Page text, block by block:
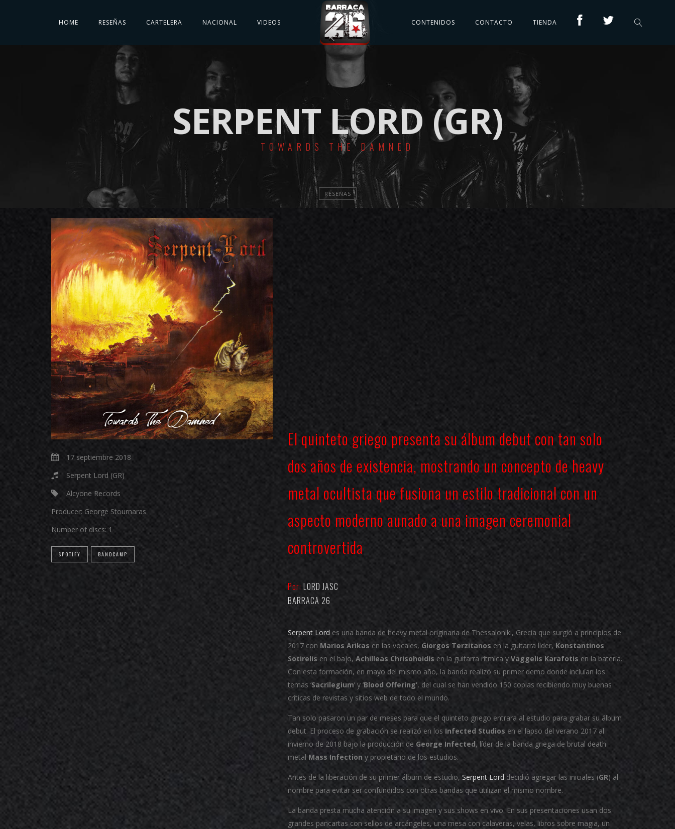
HOME RESEÑAS CARTELERA NACIONAL VIDEOS CONTENIDOS CONTACTO TIENDA
SERPENT LORD (GR)
TOWARDS THE DAMNED
RESEÑAS
17 septiembre 2018
Serpent Lord (GR)
Alcyone Records
Producer: George Stournaras
Number of discs: 1
SPOTIFY BANDCAMP
El quinteto griego presenta su álbum debut con tan solo
dos años de existencia, mostrando un concepto de heavy
metal ocultista que fusiona un estilo tradicional con un
aspecto moderno aunado a una imagen ceremonial
controvertida
Por: LORD JASC
BARRACA 26
Serpent Lord es una banda de heavy metal originaria de Thessaloniki, Grecia que surgió a principios de
2017 con Marios Arikas en las vocales, Giorgos Terzitanos en la guitarra líder, Konstantinos
Sotirelis en el bajo, Achilleas Chrisohoidis en la guitarra rítmica y Vaggelis Karafotis en la batería.
Con esta formación, en mayo del mismo año, la banda realizó su primer demo donde incluían los
temas ‘Sacrilegium’ y ‘Blood Offering’, del cual se han vendido 150 copias recibiendo muy buenas
críticas de revistas y sitios web de todo el mundo.
Tan solo pasaron un par de meses para que el quinteto griego entrara al estudio para grabar su álbum
debut. El proceso de grabación se realizó en los Infected Studios en el lapso del verano 2017 al
invierno de 2018 bajo la producción de George Infected, líder de la banda griega de brutal death
metal Mass Infection y propietario de los estudios.
Antes de la liberación de su primer álbum de estudio, Serpent Lord decidió agregar las iniciales (GR) al
nombre para evitar ser confundidos con otras bandas que utilizan el mismo nombre.
La banda presta mucha atención a su imagen y sus shows en vivo. En sus presentaciones usan dos
grandes pancartas con sellos de arcángeles, una mesa con calaveras, velas, libros sobre magia, un